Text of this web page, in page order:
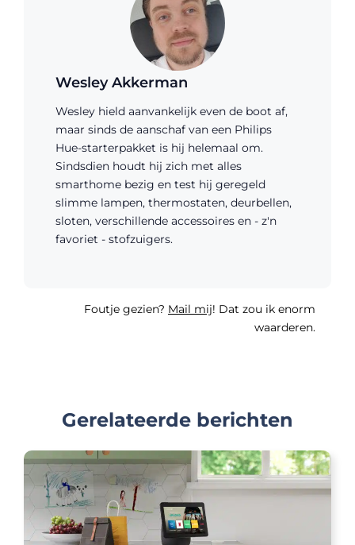
Wesley Akkerman
Wesley hield aanvankelijk even de boot af,
maar sinds de aanschaf van een Philips
Hue-starterpakket is hij helemaal om.
Sindsdien houdt hij zich met alles
smarthome bezig en test hij geregeld
slimme lampen, thermostaten, deurbellen,
sloten, verschillende accessoires en - z'n
favoriet - stofzuigers.
Foutje gezien? Mail mij! Dat zou ik enorm
waarderen.
Gerelateerde berichten